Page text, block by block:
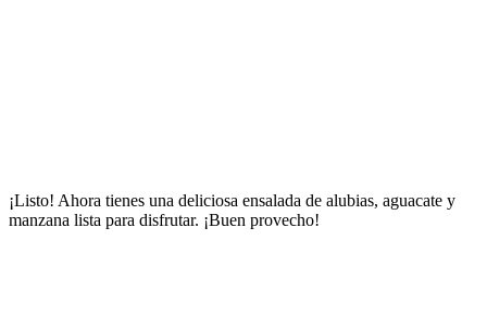
¡Listo! Ahora tienes una deliciosa ensalada de alubias, aguacate y
manzana lista para disfrutar. ¡Buen provecho!